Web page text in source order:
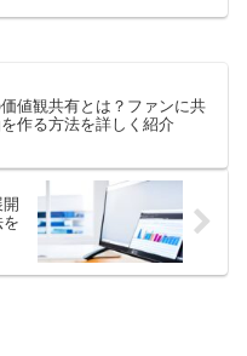
値観共有とは？ファンに共
作る方法を詳しく紹介